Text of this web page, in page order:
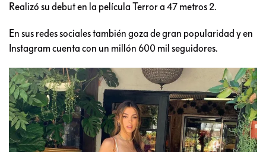
Realizó su debut en la película Terror a 47 metros 2.
En sus redes sociales también goza de gran popularidad y en
Instagram cuenta con un millón 600 mil seguidores.